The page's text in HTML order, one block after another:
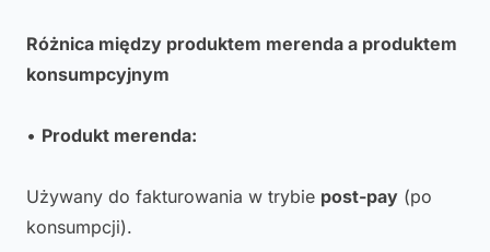
Różnica między produktem merenda a produktem
konsumpcyjnym
• Produkt merenda:
Używany do fakturowania w trybie post-pay (po
konsumpcji).